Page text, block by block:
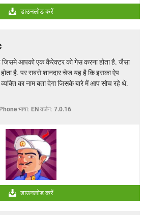
डाउनलोड करें
आपको एक कैरेक्टर को गेस करना होता है. जैसा
होता है. पर सबसे शानदार चेज यह है कि इसका ऐप
का नाम बता देगा जिसके बारे में आप सोच रहे थे.
भाषा: EN वर्जन: 7.0.16
डाउनलोड करें